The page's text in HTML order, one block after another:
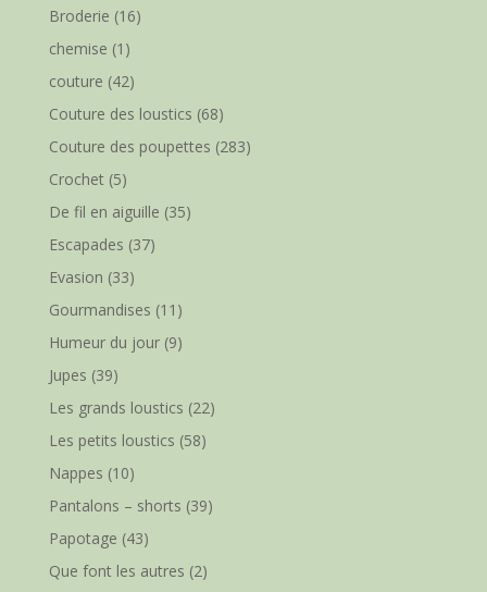
Broderie (16)
chemise (1)
couture (42)
Couture des loustics (68)
Couture des poupettes (283)
Crochet(5)
De fil en aiguille (35)
Escapades (37)
Evasion (33)
Gourmandises (11)
Humeur du jour(9)
Jupes (39)
Les grands loustics (22)
Les petits loustics (58)
Nappes (10)
Pantalons – shorts (39)
Papotage (43)
Que font les autres (2)